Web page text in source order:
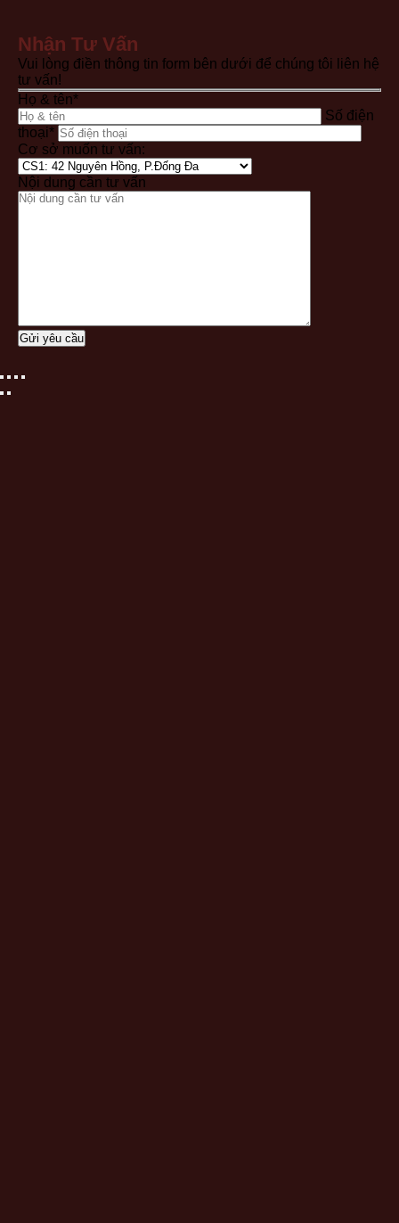
Nhận Tư Vấn
Vui lòng điền thông tin form bên dưới để chúng tôi liên hệ
tư vấn!
Họ & tên*
Số điện
thoại*
Cơ sở muốn tư vấn:
Nội dung cần tư vấn